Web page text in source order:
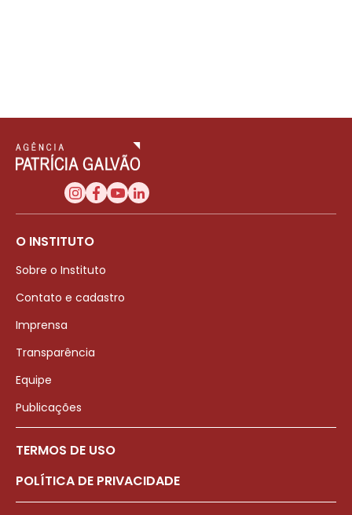
O INSTITUTO
Sobre o Instituto
Contato e cadastro
Imprensa
Transparência
Equipe
Publicações
TERMOS DE USO
POLÍTICA DE PRIVACIDADE